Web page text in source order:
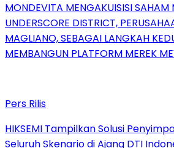
MONDEVITA MENGAKUISISI SAHAM
UNDERSCORE DISTRICT,
MAGLIANO, SEBAGAI LANGKAH
MEMBANGUN PLATFORM MEREK
Pers Rilis
HIKSEMI Tampilkan Solusi
Seluruh Skenario di Ajang DTI